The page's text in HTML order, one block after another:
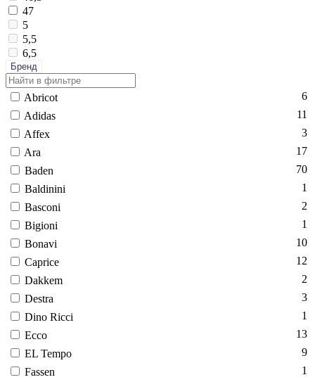
47
5
5,5
6,5
Бренд
Ab­ri­cot
6
Adi­das
11
Af­fex
3
Ara
17
Ba­den
70
Bal­di­nini
1
Bas­co­ni
2
Bi­gi­oni
1
Bo­navi
10
Cap­ri­ce
12
Dak­kem
2
Dest­ra
3
Di­no Ric­ci
1
Ec­co
13
EL Tem­po
9
Fas­sen
1